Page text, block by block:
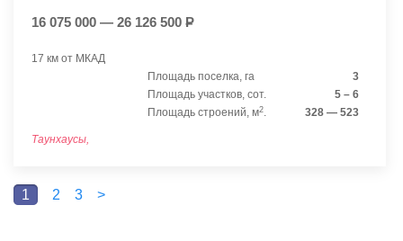
16 075 000 — 26 126 500 Р
17 км от МКАД
Площадь поселка, га
3
Площадь участков, сот.
5 – 6
Площадь строений, м2. 328 — 523
Таунхаусы,
1 2 3 >